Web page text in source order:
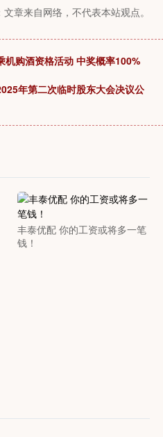
章来自网络，不代表本站观点。
机购酒资格活动 中奖概率100%
年第二次临时股东大会决议公
丰泰优配 你的工资或将多一笔
钱！